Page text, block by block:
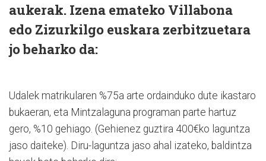
aukerak. Izena emateko Villabona
edo Zizurkilgo euskara zerbitzuetara
jo beharko da:
Udalek matrikularen %75a arte ordainduko dute ikastaro
bukaeran, eta Mintzalaguna programan parte hartuz
gero, %10 gehiago. (Gehienez guztira 400€ko laguntza
jaso daiteke). Diru-laguntza jaso ahal izateko, baldintza